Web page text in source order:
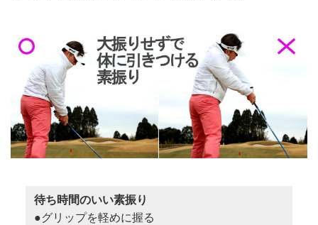
待ち時間のいい素振り
●グリップを軽めに握る